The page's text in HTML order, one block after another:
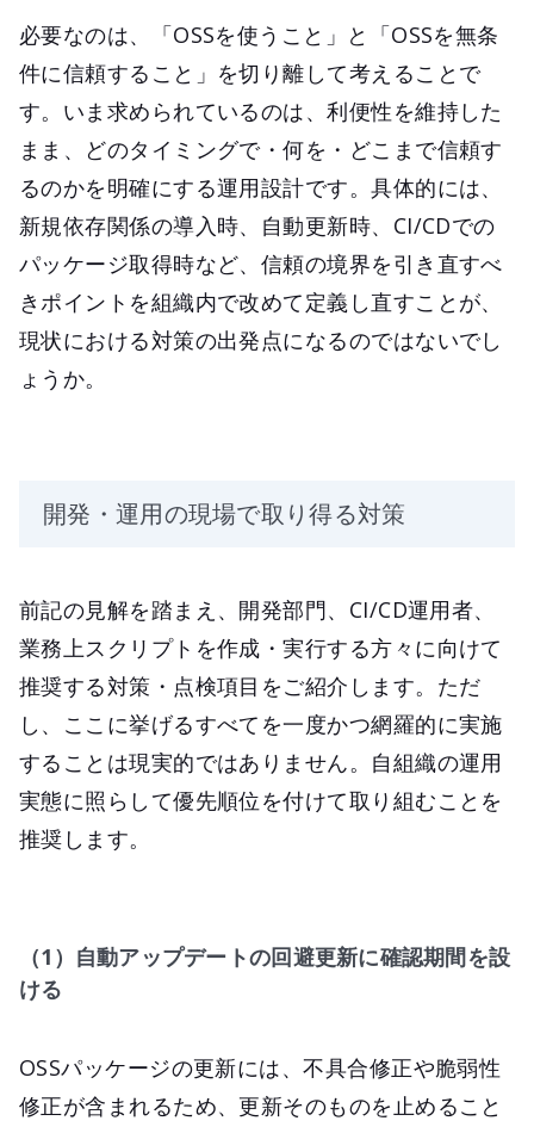
必要なのは、「OSSを使うこと」と「OSSを無条
件に信頼すること」を切り離して考えることで
す。いま求められているのは、利便性を維持した
まま、どのタイミングで・何を・どこまで信頼す
るのかを明確にする運用設計です。具体的には、
新規依存関係の導入時、自動更新時、CI/CDでの
パッケージ取得時など、信頼の境界を引き直すべ
きポイントを組織内で改めて定義し直すことが、
現状における対策の出発点になるのではないでし
ょうか。
開発・運用の現場で取り得る対策
前記の見解を踏まえ、開発部門、CI/CD運用者、
業務上スクリプトを作成・実行する方々に向けて
推奨する対策・点検項目をご紹介します。ただ
し、ここに挙げるすべてを一度かつ網羅的に実施
することは現実的ではありません。自組織の運用
実態に照らして優先順位を付けて取り組むことを
推奨します。
（1）自動アップデートの回避更新に確認期間を設
ける
OSSパッケージの更新には、不具合修正や脆弱性
修正が含まれるため、更新そのものを止めること